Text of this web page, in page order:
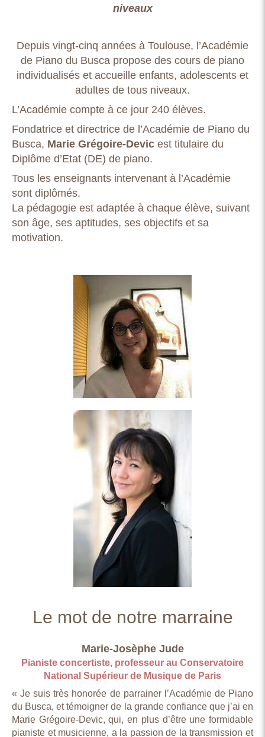
niveaux
Depuis vingt-cinq années à Toulouse, l’Académie
de Piano du Busca propose des cours de piano
individualisés et accueille enfants, adolescents et
adultes de tous niveaux.
L’Académie compte à ce jour 240 élèves.
Fondatrice et directrice de l’Académie de Piano du
Busca, Marie Grégoire-Devic est titulaire du
Diplôme d’Etat (DE) de piano.
Tous les enseignants intervenant à l’Académie
sont diplômés.
La pédagogie est adaptée à chaque élève, suivant
son âge, ses aptitudes, ses objectifs et sa
motivation.
Le mot de notre marraine
Marie-Josèphe Jude
Pianiste concertiste, professeur au Conservatoire
National Supérieur de Musique de Paris
« Je suis très honorée de parrainer l’Académie de Piano
du Busca, et témoigner de la grande confiance que j’ai en
Marie Grégoire-Devic, qui, en plus d’être une formidable
pianiste et musicienne, a la passion de la transmission et